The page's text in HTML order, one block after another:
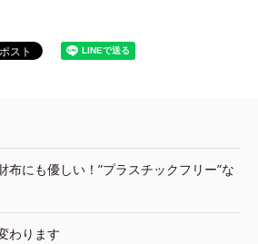
布にも優しい！”プラスチックフリー”な
わります